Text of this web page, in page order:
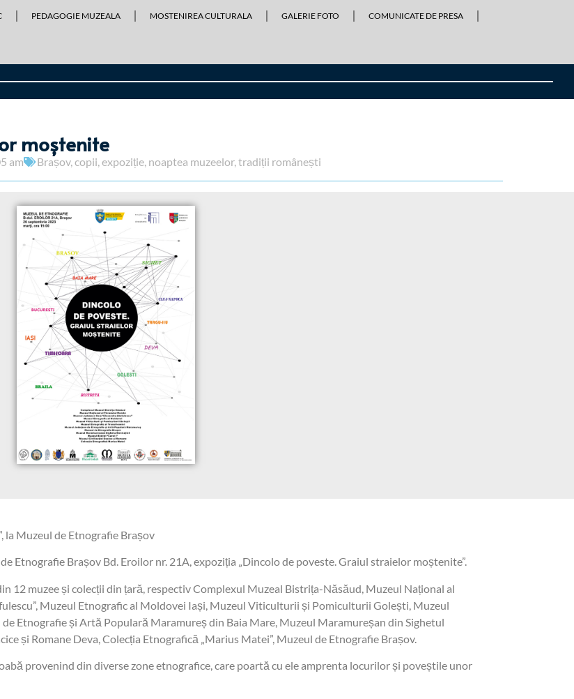
PEDAGOGIE MUZEALA MOSTENIREA CULTURALA GALERIE FOTO COMUNICATE DE PRESA
moștenite
am Brașov,copii,expoziție, noaptea muzeelor,tradiții românești
la Muzeul de Etnografie Brașov
Etnografie Brașov Bd. Eroilor nr. 21A, expoziția „Dincolo de poveste. Graiul straielor moștenite”.
12 muzee și colecții din țară, respectiv Complexul Muzeal Bistrița-Năsăud, Muzeul Național al
Muzeul Etnografic al Moldovei Iași, Muzeul Viticulturii și Pomiculturii Golești, Muzeul
Etnografie și Artă Populară Maramureș din Baia Mare, Muzeul Maramureșan din Sighetul
și Romane Deva, Colecția Etnografică „Marius Matei”, Muzeul de Etnografie Brașov.
provenind din diverse zone etnografice, care poartă cu ele amprenta locurilor și poveștile unor